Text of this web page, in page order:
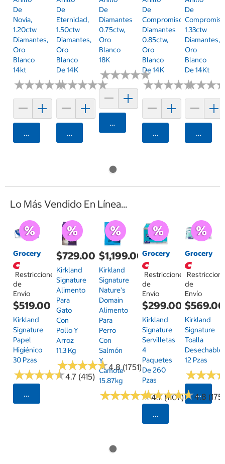
De
Novia,
1.20ctw
Diamantes,
Oro
Blanco
14kt
★★★★★
★★★★★
Agregar
De
Eternidad,
1.50ctw
Diamantes,
Oro
Blanco
De 14K
★★★★★
★★★★★
Agregar
De
Diamantes
0.75ctw,
Oro
Blanco
18K
★★★★★
★★★★★
Agregar
De
Compromiso,
Diamantes
0.85ctw,
Oro
Blanco
De 14K
★★★★★
★★★★★
Agregar
De
1.33ctw
Diamantes,
Oro
Blanco
De 14Kt
★★★
★★★
Lo Más Vendido En Línea...
Grocery
Restricciones
de
Envío
$519.00
Kirkland
Signature
Papel
Higiénico
30 Pzas
★★★★★
★★★★★4.7 (415)
Seleccionar Código Postal
$729.00
Kirkland
Signature
Alimento
Para
Gato
Con
Pollo Y
Arroz
11.3 Kg
★★★★★
★★★★★4.8 (1751)
$1,199.00
Kirkland
Signature
Nature's
Domain
Alimento
Para
Perro
Con
Salmón
Y
Camote
15.87kg
★★★★★
★★★★★4.7 (1107)
Grocery
Restricciones
de
Envío
$299.00
Kirkland
Signature
Servilletas
4
Paquetes
De 260
Pzas
★★★★★
★★★★★4.8 (175)
Seleccionar
Grocery
de
Envío
$569.00
Kirkland
Signature
Toalla
Desechable
12 Pzas
★★★
★★★